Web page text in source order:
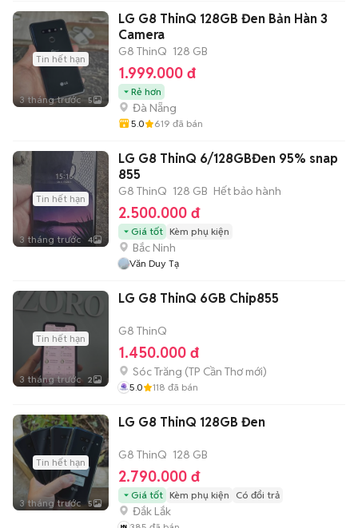
Tin hết hạn
3 tháng trước 5
LG G8 ThinQ 128GB Đen Bản Hàn 3
Camera
G8 ThinQ 128 GB
1.999.000 đ
Rẻ hơn
Đà Nẵng
5.0 619 đã bán
Tin hết hạn
3 tháng trước 4
LG G8 ThinQ 6/128GBĐen 95% snap
855
G8 ThinQ 128 GB Hết bảo hành
2.500.000 đ
Giá tốt Kèm phụ kiện
Bắc Ninh
Văn Duy Tạ
Tin hết hạn
3 tháng trước 2
LG G8 ThinQ 6GB Chip855
G8 ThinQ
1.450.000 đ
Sóc Trăng (TP Cần Thơmới)
5.0 118 đã bán
Tin hết hạn
3 tháng trước 5
LG G8 ThinQ 128GB Đen
G8 ThinQ 128 GB
2.790.000 đ
Giá tốt Kèm phụ kiện Có đổi trả
Đắk Lắk